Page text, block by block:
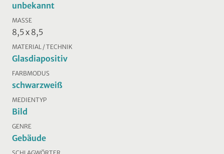
unbekannt
MASSE
8,5 x 8,5
MATERIAL / TECHNIK
Glasdiapositiv
FARBMODUS
schwarzweiß
MEDIENTYP
Bild
GENRE
Gebäude